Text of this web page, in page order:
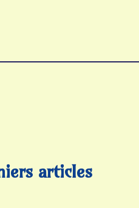
articles